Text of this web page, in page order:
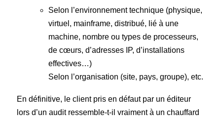
Selon l’environnement technique (physique,
virtuel, mainframe, distribué, lié à une
machine, nombre ou types de processeurs,
de cœurs, d’adresses IP, d’installations
effectives…)
Selon l’organisation (site, pays, groupe), etc.
En définitive, le client pris en défaut par un éditeur
lors d’un audit ressemble-t-il vraiment à un chauffard